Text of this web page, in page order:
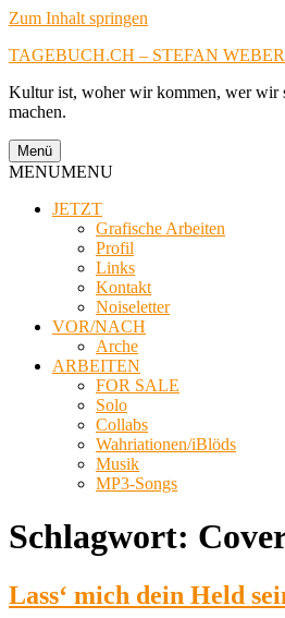
Zum Inhalt springen
TAGEBUCH.CH – STEFAN
Kultur ist, woher wir kommen, wer wir
machen.
Menü
MENUMENU
JETZT
Grafische Arbeiten
Profil
Links
Kontakt
Noiseletter
VOR/NACH
Arche
ARBEITEN
FOR SALE
Solo
Collabs
Wahriationen/iBlöds
Musik
MP3-Songs
Schlagwort:
Lass‘ mich dein Held